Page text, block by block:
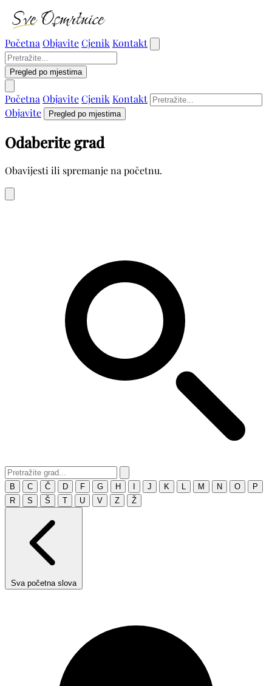
Početna ObjaviteCjenik Kontakt
Pregled po mjestima
Početna ObjaviteCjenik Kontakt
Objavite
Pregled po mjestima
Odaberite grad
Obavijesti ili spremanje na početnu.
B C Č D F G H J K M N O
P
R
S Š T U V Z Ž
Sva početna slova